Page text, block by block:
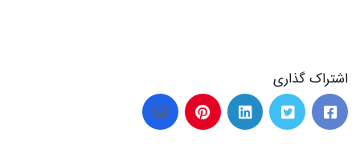
اشتراک گذاری